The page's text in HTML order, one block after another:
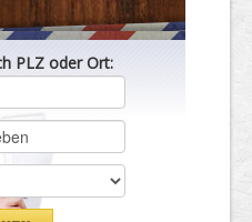
PLZ oder Ort: